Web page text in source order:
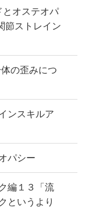
とオステオパ
節ストレイン
の歪みにつ
ンスキルア
パシー
編１３「流
というより